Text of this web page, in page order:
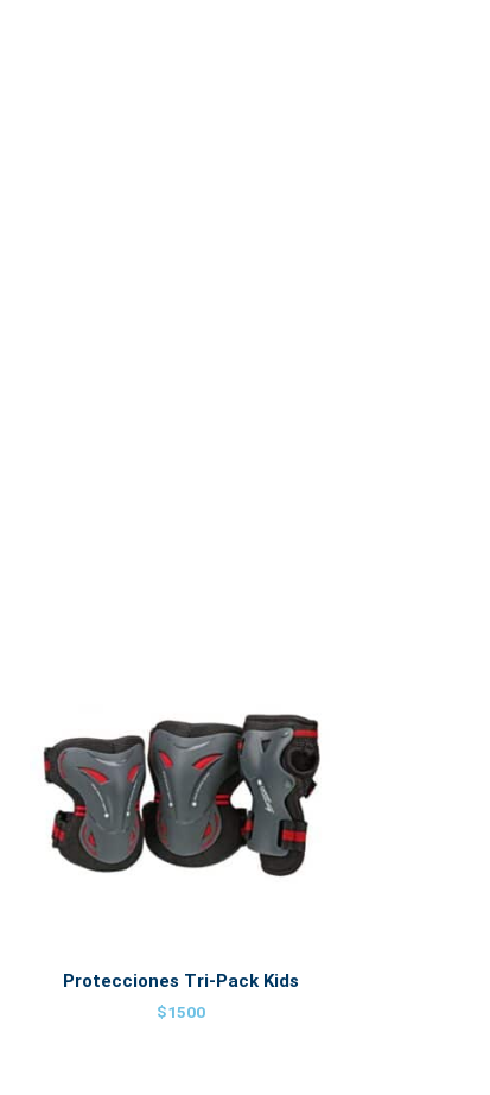
Protecciones Tri-Pack Kids
$1500